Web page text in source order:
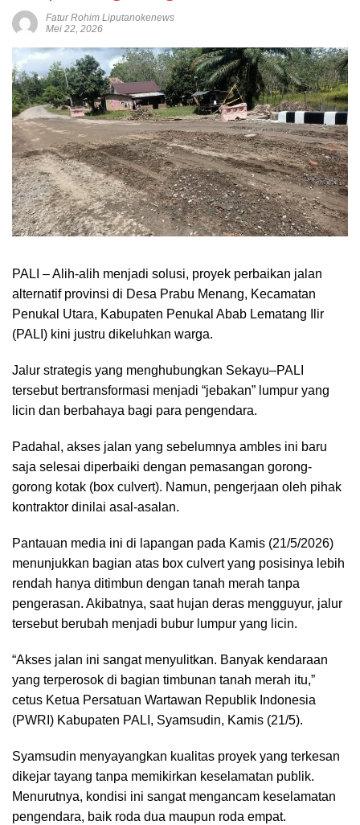
Fatur Rohim Liputanokenews
Mei 22, 2026
PALI – Alih-alih menjadi solusi, proyek perbaikan jalan
alternatif provinsi di Desa Prabu Menang, Kecamatan
Penukal Utara, Kabupaten Penukal Abab Lematang Ilir
(PALI) kini justru dikeluhkan warga.
Jalur strategis yang menghubungkan Sekayu–PALI
tersebut bertransformasi menjadi “jebakan” lumpur yang
licin dan berbahaya bagi para pengendara.
Padahal, akses jalan yang sebelumnya ambles ini baru
saja selesai diperbaiki dengan pemasangan gorong-
gorong kotak (box culvert). Namun, pengerjaan oleh pihak
kontraktor dinilai asal-asalan.
Pantauan media ini di lapangan pada Kamis (21/5/2026)
menunjukkan bagian atas box culvert yang posisinya lebih
rendah hanya ditimbun dengan tanah merah tanpa
pengerasan. Akibatnya, saat hujan deras mengguyur, jalur
tersebut berubah menjadi bubur lumpur yang licin.
“Akses jalan ini sangat menyulitkan. Banyak kendaraan
yang terperosok di bagian timbunan tanah merah itu,”
cetus Ketua Persatuan Wartawan Republik Indonesia
(PWRI) Kabupaten PALI, Syamsudin, Kamis (21/5).
Syamsudin menyayangkan kualitas proyek yang terkesan
dikejar tayang tanpa memikirkan keselamatan publik.
Menurutnya, kondisi ini sangat mengancam keselamatan
pengendara, baik roda dua maupun roda empat.